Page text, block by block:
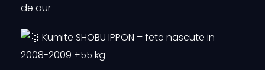
de aur
Kumite SHOBU IPPON – fete nascute in
2008-2009 +55 kg